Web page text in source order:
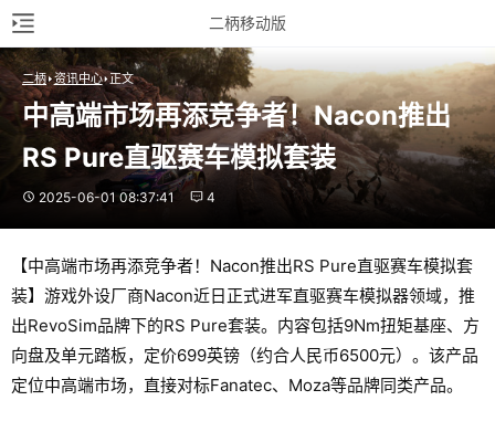
二柄移动版
二柄 资讯中心 正文
中高端市场再添竞争者！Nacon推出
RS Pure直驱赛车模拟套装
2025-06-01 08:37:41 4
【中高端市场再添竞争者！Nacon推出RS Pure直驱赛车模拟套
装】游戏外设厂商Nacon近日正式进军直驱赛车模拟器领域，推
出RevoSim品牌下的RS Pure套装。内容包括9Nm扭矩基座、方
向盘及单元踏板，定价699英镑（约合人民币6500元）。该产品
定位中高端市场，直接对标Fanatec、Moza等品牌同类产品。